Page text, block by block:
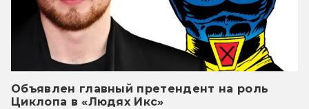
Объявлен главный претендент на роль
Циклопа в «Людях Икс»